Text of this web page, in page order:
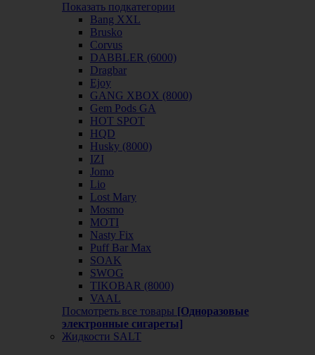
Показать подкатегории
Bang XXL
Brusko
Corvus
DABBLER (6000)
Dragbar
Ejoy
GANG XBOX (8000)
Gem Pods GA
HOT SPOT
HQD
Husky (8000)
IZI
Jomo
Lio
Lost Mary
Mosmo
MOTI
Nasty Fix
Puff Bar Max
SOAK
SWOG
TIKOBAR (8000)
VAAL
Посмотреть все товары [Одноразовые
электронные сигареты]
Жидкости SALT